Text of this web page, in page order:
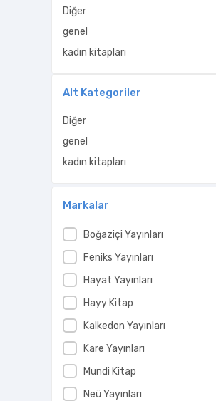
Diğer
genel
kadın kitapları
Alt Kategoriler
Diğer
genel
kadın kitapları
Markalar
Boğaziçi Yayınları
Feniks Yayınları
Hayat Yayınları
Hayy Kitap
Kalkedon Yayınları
Kare Yayınları
Mundi Kitap
Neü Yayınları